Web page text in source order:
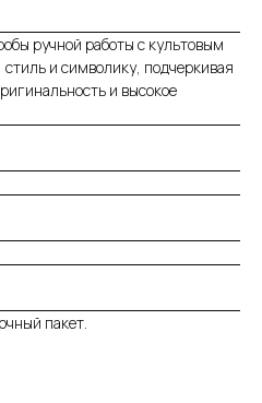
ручной работы с культовым
и символику, подчеркивая
и высокое
пакет.